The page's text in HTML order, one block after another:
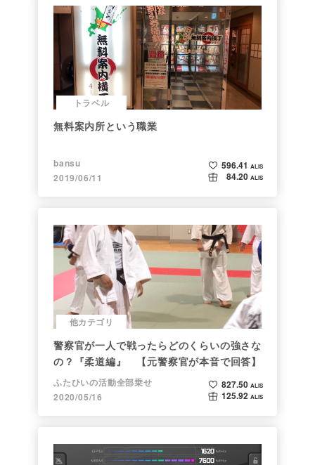
トラベル
無料案内所という職業
bansu
2019/06/11
596.41 ALIS
84.20 ALIS
他カテゴリ
警察官が一人で戦ったらどのくらいの強さな
の？『柔道編』 【元警察官が本音で回答】
ふたひいの活動全部乗せ
2020/05/16
827.50 ALIS
125.92 ALIS